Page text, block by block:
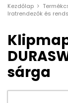
Kezdőlap
Iratrendezők és
sárga